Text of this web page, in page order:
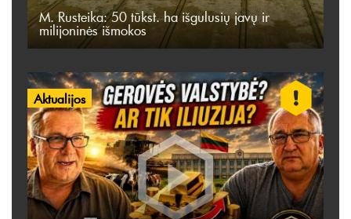
M. Rusteika: 50 tūkst. ha išgulusių javų ir
milijoninės išmokos
Aktualijos